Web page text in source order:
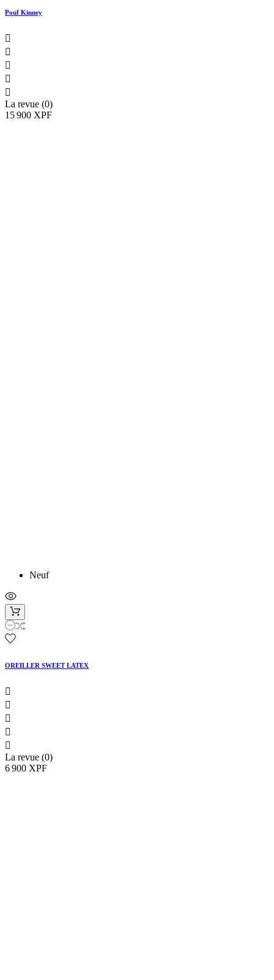
Pouf Kinney





La revue (0)
15 900 XPF
Neuf
OREILLER SWEET LATEX





La revue (0)
6 900 XPF